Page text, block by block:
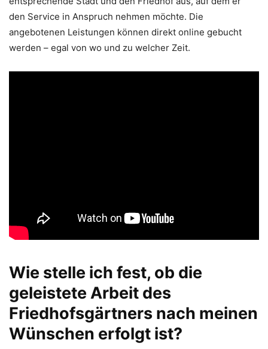
den Service in Anspruch nehmen möchte. Die
angebotenen Leistungen können direkt online gebucht
werden – egal von wo und zu welcher Zeit.
Wie stelle ich fest, ob die
geleistete Arbeit des
Friedhofsgärtners nach meinen
Wünschen erfolgt ist?